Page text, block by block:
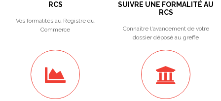
RCS
Vos formalités au Registre du
Commerce
SUIVRE UNE FORMALITÉ AU
RCS
Connaître l'avancement de votre
dossier déposé au greffe